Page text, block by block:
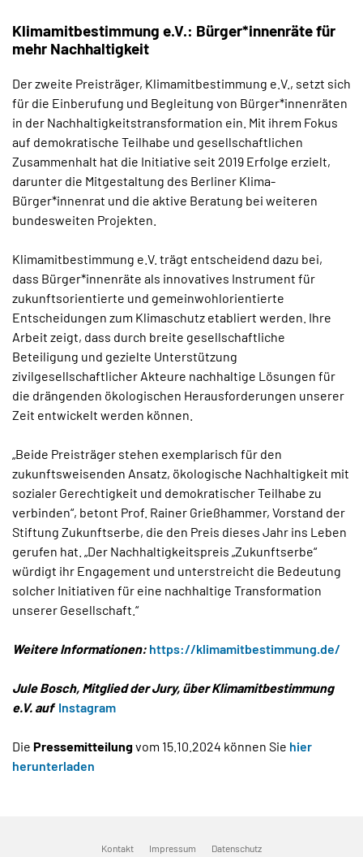
Klimamitbestimmung e.V.: Bürger*innenräte für
mehr Nachhaltigkeit
Der zweite Preisträger, Klimamitbestimmung e.V., setzt sich
für die Einberufung und Begleitung von Bürger*innenräten
in der Nachhaltigkeitstransformation ein. Mit ihrem Fokus
auf demokratische Teilhabe und gesellschaftlichen
Zusammenhalt hat die Initiative seit 2019 Erfolge erzielt,
darunter die Mitgestaltung des Berliner Klima-
Bürger*innenrat und die aktive Beratung bei weiteren
bundesweiten Projekten.
Klimamitbestimmung e.V. trägt entscheidend dazu bei,
dass Bürger*innenräte als innovatives Instrument für
zukunftsorientierte und gemeinwohlorientierte
Entscheidungen zum Klimaschutz etabliert werden. Ihre
Arbeit zeigt, dass durch breite gesellschaftliche
Beteiligung und gezielte Unterstützung
zivilgesellschaftlicher Akteure nachhaltige Lösungen für
die drängenden ökologischen Herausforderungen unserer
Zeit entwickelt werden können.
„Beide Preisträger stehen exemplarisch für den
zukunftsweisenden Ansatz, ökologische Nachhaltigkeit mit
sozialer Gerechtigkeit und demokratischer Teilhabe zu
verbinden“, betont Prof. Rainer Grießhammer, Vorstand der
Stiftung Zukunftserbe, die den Preis dieses Jahr ins Leben
gerufen hat. „Der Nachhaltigkeitspreis „Zukunftserbe“
würdigt ihr Engagement und unterstreicht die Bedeutung
solcher Initiativen für eine nachhaltige Transformation
unserer Gesellschaft.“
Weitere Informationen: https://klimamitbestimmung.de/
Jule Bosch, Mitglied der Jury, über Klimamitbestimmung
e.V. auf Instagram
Die Pressemitteilungvom 15.10.2024 können Sie hier
herunterladen
Kontakt Impressum Datenschutz